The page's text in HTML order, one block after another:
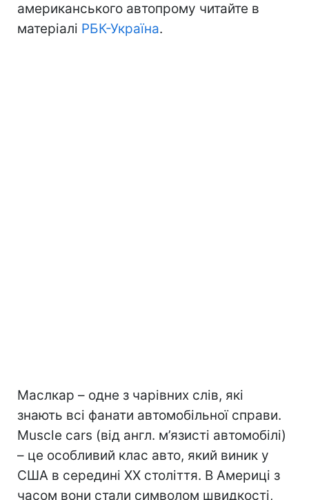
американського автопрому читайте в
матеріалі РБК-Україна.
Маслкар – одне з чарівних слів, які
знають всі фанати автомобільної справи.
Muscle cars (від англ. м’язисті автомобілі)
– це особливий клас авто, який виник у
США в середині XX століття. В Америці з
часом вони стали символом швидкості,